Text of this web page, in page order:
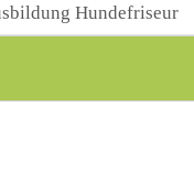
Hundefriseur